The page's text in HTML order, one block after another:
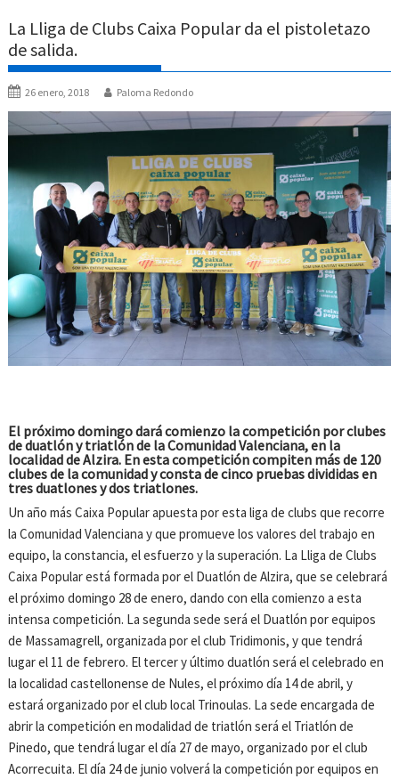
La Lliga de Clubs Caixa Popular da el pistoletazo
de salida.
26 enero, 2018 Paloma Redondo
El próximo domingo dará comienzo la competición por clubes
de duatlón y triatlón de la Comunidad Valenciana, en la
localidad de Alzira. En esta competición compiten más de 120
clubes de la comunidad y consta de cinco pruebas divididas en
tres duatlones y dos triatlones.
Un año más Caixa Popular apuesta por esta liga de clubs que recorre
la Comunidad Valenciana y que promueve los valores del trabajo en
equipo, la constancia, el esfuerzo y la superación. La Lliga de Clubs
Caixa Popular está formada por el Duatlón de Alzira, que se celebrará
el próximo domingo 28 de enero, dando con ella comienzo a esta
intensa competición. La segunda sede será el Duatlón por equipos
de Massamagrell, organizada por el club Tridimonis, y que tendrá
lugar el 11 de febrero. El tercer y último duatlón será el celebrado en
la localidad castellonense de Nules, el próximo día 14 de abril, y
estará organizado por el club local Trinoulas. La sede encargada de
abrir la competición en modalidad de triatlón será el Triatlón de
Pinedo, que tendrá lugar el día 27 de mayo, organizado por el club
Acorrecuita. El día 24 de junio volverá la competición por equipos en